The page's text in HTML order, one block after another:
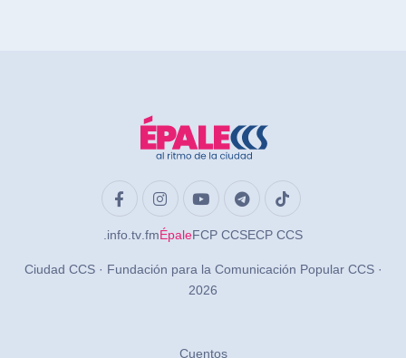
.info .tv .fmÉpaleFCP CCSECP CCS
Ciudad CCS · Fundación para la Comunicación Popular CCS ·
2026
Cuentos